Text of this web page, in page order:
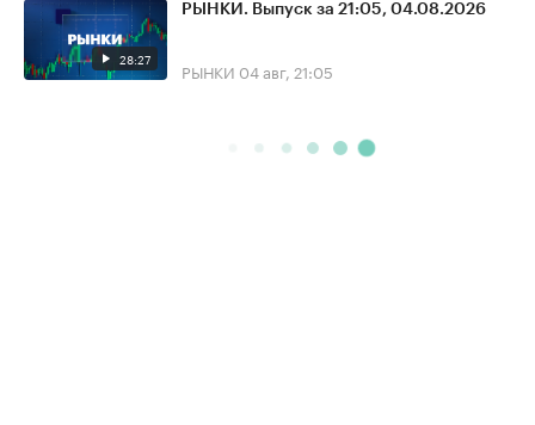
28:27
РЫНКИ. Выпуск за 21:05, 04.08.2026
РЫНКИ 04 авг, 21:05